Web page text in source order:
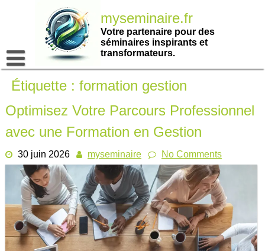
myseminaire.fr
Votre partenaire pour des
séminaires inspirants et
transformateurs.
Étiquette : formation gestion
Optimisez Votre Parcours Professionnel
avec une Formation en Gestion
30 juin 2026 myseminaire No Comments